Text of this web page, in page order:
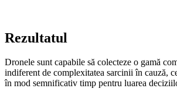
Rezultatul
Dronele sunt capabile să colecteze o gamă
indiferent de complexitatea sarcinii în cauză,
în mod semnificativ timp pentru luarea